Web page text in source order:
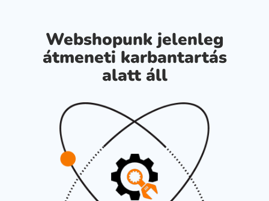
Webshopunk jelenleg
átmeneti karbantartás
alatt áll